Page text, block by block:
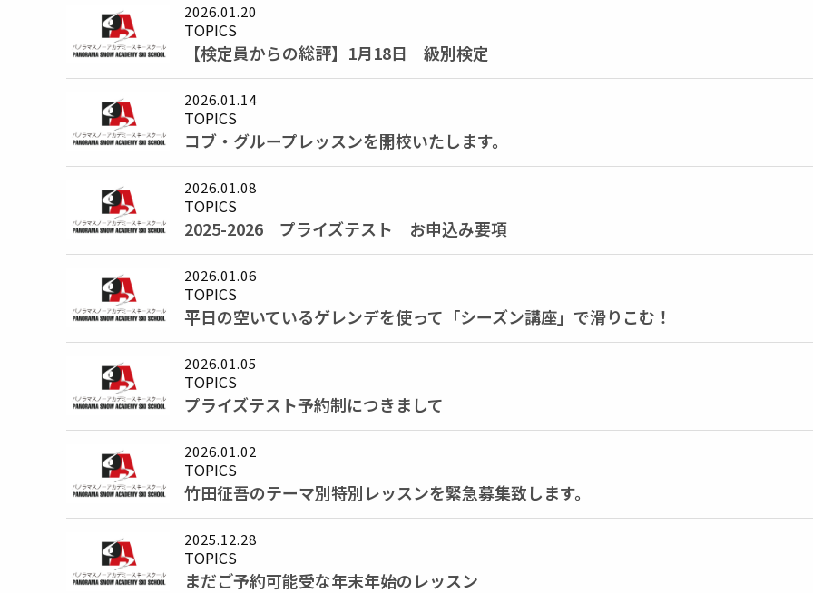
2026.01.20
TOPICS
【検定員からの総評】1月18日 級別検定
2026.01.14
TOPICS
コブ・グループレッスンを開校いたします。
2026.01.08
TOPICS
2025-2026 プライズテスト お申込み要項
2026.01.06
TOPICS
平日の空いているゲレンデを使って「シーズン講座」で滑りこむ！
2026.01.05
TOPICS
プライズテスト予約制につきまして
2026.01.02
TOPICS
竹田征吾のテーマ別特別レッスンを緊急募集致します。
2025.12.28
TOPICS
まだご予約可能受な年末年始のレッスン